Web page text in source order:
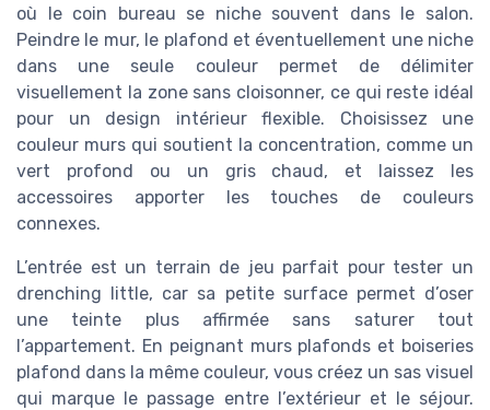
où le coin bureau se niche souvent dans le salon.
Peindre le mur, le plafond et éventuellement une niche
dans une seule couleur permet de délimiter
visuellement la zone sans cloisonner, ce qui reste idéal
pour un design intérieur flexible. Choisissez une
couleur murs qui soutient la concentration, comme un
vert profond ou un gris chaud, et laissez les
accessoires apporter les touches de couleurs
connexes.
L’entrée est un terrain de jeu parfait pour tester un
drenching little, car sa petite surface permet d’oser
une teinte plus affirmée sans saturer tout
l’appartement. En peignant murs plafonds et boiseries
plafond dans la même couleur, vous créez un sas visuel
qui marque le passage entre l’extérieur et le séjour.